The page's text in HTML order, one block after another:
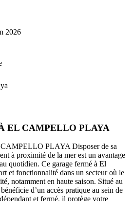
2026
EL CAMPELLO PLAYA
PLAYA Disposer de sa
à proximité de la mer est un avantage
quotidien. Ce garage fermé à El
et fonctionnalité dans un secteur où le
notamment en haute saison. Situé au
d’un accès pratique au sein de
et fermé, il protège votre